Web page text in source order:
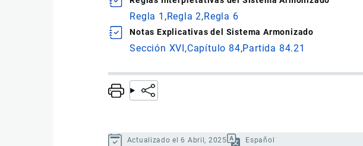
Regla 1 Regla 2 Regla 6
Notas Explicativas del Sistema Armonizado
Sección XVI Capítulo 84 Partida 84.21
Actualizado el 6 Abril, 2025 Español